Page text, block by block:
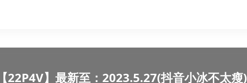
22P4V】最新至：2023.5.27(抖音小冰不太瘦)